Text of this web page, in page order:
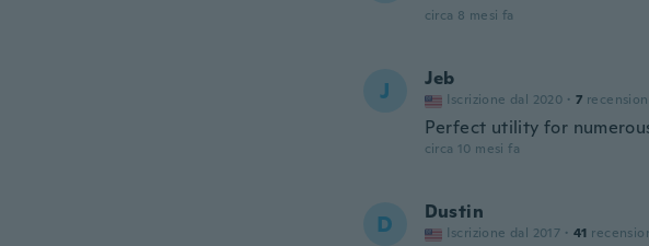
circa 8 mesi fa
J Jeb
Iscrizione dal 2020 · 7
Perfect utility for
circa 10 mesi fa
D Dustin
Iscrizione dal 2017 · 41